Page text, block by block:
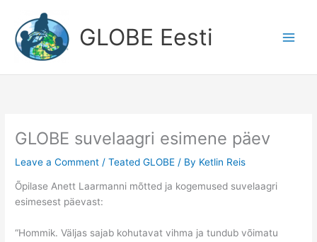
content
GLOBE Eesti
GLOBE suvelaagri esimene päev
Leave a Comment /Teated GLOBE / By Ketlin Reis
Õpilase Anett Laarmanni mõtted ja kogemused suvelaagri
esimesest päevast:
“Hommik. Väljas sajab kohutavat vihma ja tundub võimatu